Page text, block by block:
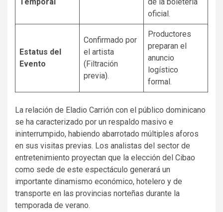
oficial.
Estatus del
Evento
Confirmado por
el artista
(Filtración
previa).
Productores
preparan el
anuncio
logístico
formal.
La relación de Eladio Carrión con el público dominicano
se ha caracterizado por un respaldo masivo e
ininterrumpido, habiendo abarrotado múltiples aforos
en sus visitas previas. Los analistas del sector de
entretenimiento proyectan que la elección del Cibao
como sede de este espectáculo generará un
importante dinamismo económico, hotelero y de
transporte en las provincias norteñas durante la
temporada de verano.